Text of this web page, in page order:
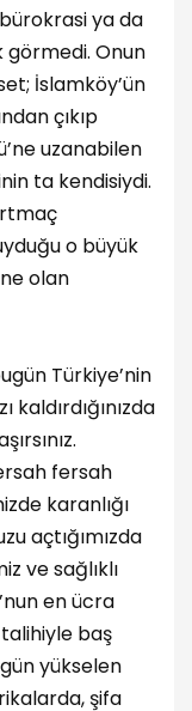
ya da
Onun
İslamköy’ün
çıkıp
uzanabilen
ta kendisiydi.
o büyük
olan
Türkiye’nin
kaldırdığınızda
fersah
karanlığı
açtığımızda
ve sağlıklı
en ücra
baş
yükselen
şifa